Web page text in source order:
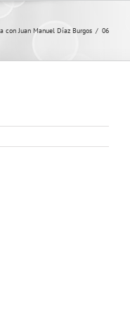
con Juan Manuel Díaz Burgos / 06